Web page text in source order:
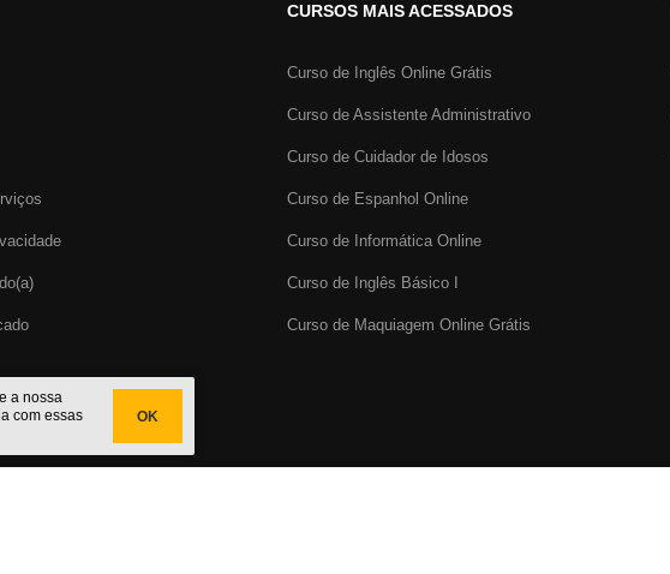
CURSOS MAIS ACESSADOS
Curso de Inglês Online Grátis
Curso de Assistente Administrativo
Curso de Cuidador de Idosos
Curso de Espanhol Online
Curso de Informática Online
Curso de Inglês Básico I
Curso de Maquiagem Online Grátis
a nossa
com essas
OK